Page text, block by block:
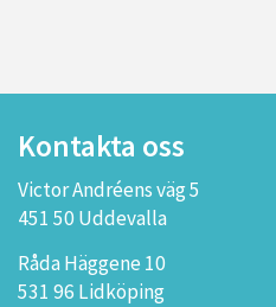
Kontakta oss
Victor Andréens väg 5
451 50 Uddevalla
Råda Häggene 10
531 96 Lidköping